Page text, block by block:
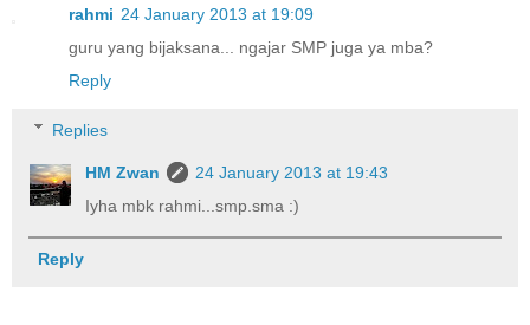
rahmi 24 January 2013 at 19:09
guru yang bijaksana... ngajar SMP juga ya mba?
Reply
Replies
HM Zwan
24 January 2013 at 19:43
Iyha mbk rahmi...smp.sma :)
Reply